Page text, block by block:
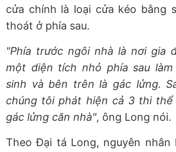
cửa chính là loại cửa kéo bằng
thoát ở phía sau.
"Phía trước ngôi nhà là nơi gia
một diện tích nhỏ phía sau
sinh và bên trên là gác lửng.
chúng tôi phát hiện cả 3 thi
gác lửng căn nhà", ông Long nói.
Theo Đại tá Long, nguyên nhân